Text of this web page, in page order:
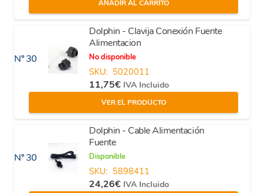
AÑADIR AL CARRITO
Nº 30
Dolphin - Clavija Conexión Fuente
Alimentacion
No disponible
SKU: 5020011
11,75€ IVA Incluido
VER EL PRODUCTO
Nº 30
Dolphin - Cable Alimentación
Fuente
Disponible
SKU: 5898411
24,26€ IVA Incluido